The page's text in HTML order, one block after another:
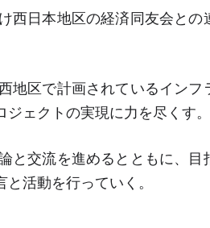
日本地区の経済同友会との
区で計画されているインフ
ェクトの実現に力を尽くす。
交流を進めるとともに、目
活動を行っていく。